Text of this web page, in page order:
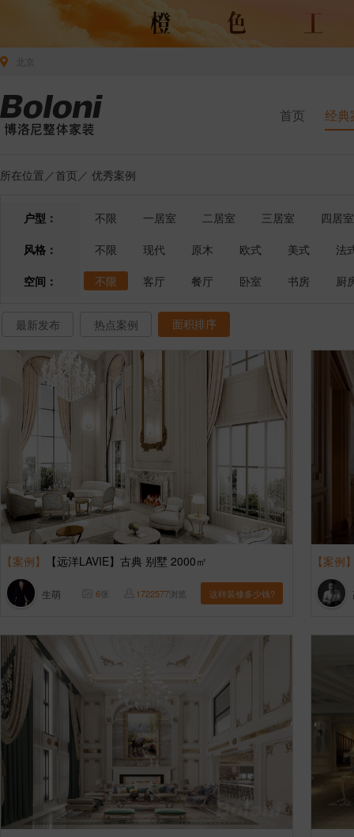
首页 经典
所在位置／首页 ／ 优秀案例
户型： 不限 一居室 二居室 三居室
四居室
风格：
不限 现代 原木 欧式 美式
法
空间：
不限 客厅 餐厅 卧室 书房 厨
最新发布 热点案例 面积排序
【案例】 【远洋LAVIE】古典 别墅 2000㎡
生萌 6张 1722577浏览 这样装修多少钱?
【案例